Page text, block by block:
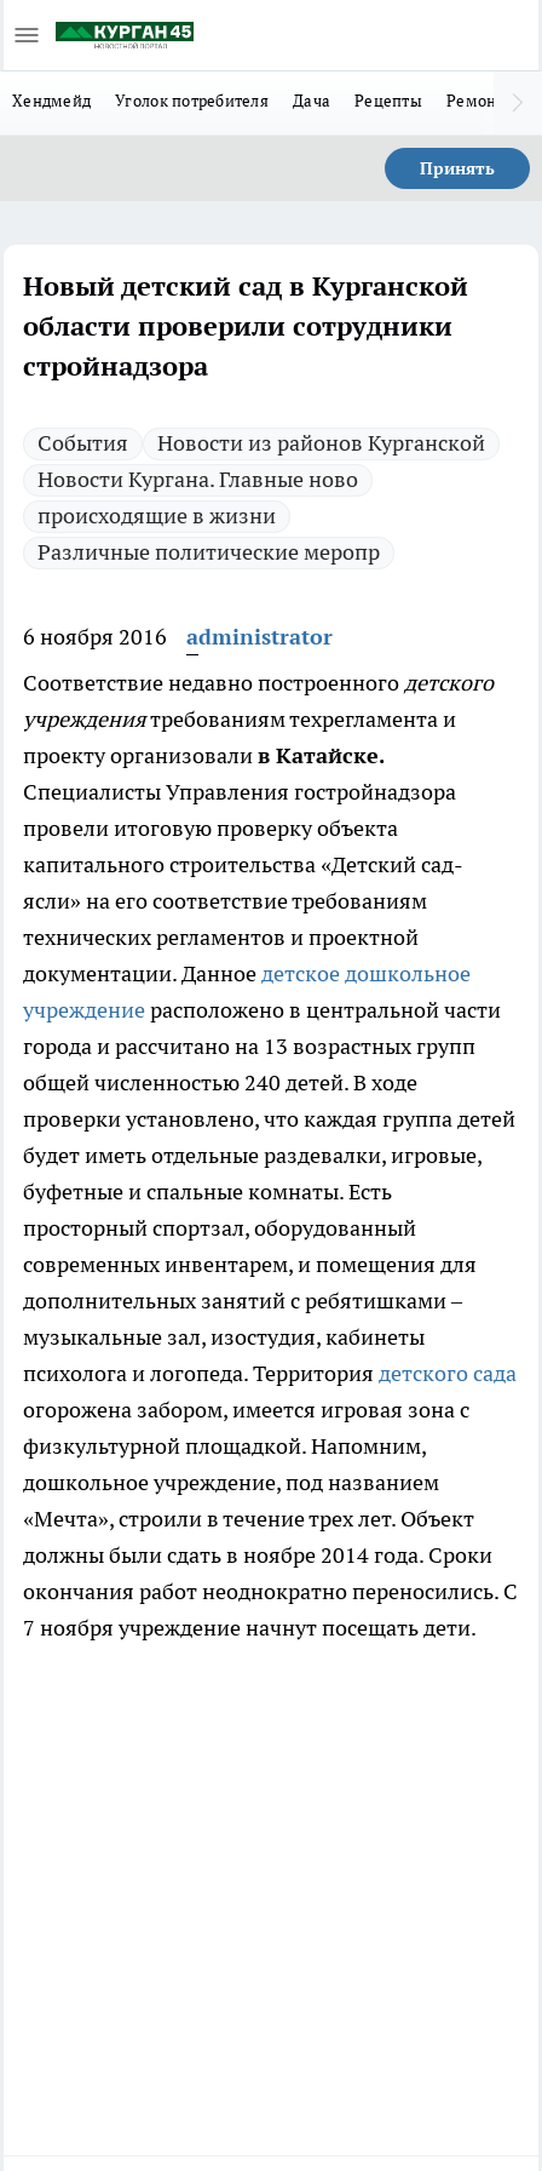
Хендмейд Уголок потребителя Дача Рецепты Ремонт
Принять
Новый детский сад в Курганской
области проверили сотрудники
стройнадзора
Cобытия
Новости из районов Курганской
Новости Кургана. Главные ново
происходящие в жизни
Различные политические меропр
6 ноября 2016
administrator
Соответствие недавно построенногодетского
учреждениятребованиям техрегламента и
проекту организовалив Катайске.
Специалисты Управления гостройнадзора
провели итоговую проверку объекта
капитального строительства «Детский сад-
ясли» на его соответствие требованиям
технических регламентов и проектной
документации. Данноедетское дошкольное
учреждениерасположено в центральной части
города и рассчитано на 13 возрастных групп
общей численностью 240 детей. В ходе
проверки установлено, что каждая группа детей
будет иметь отдельные раздевалки, игровые,
буфетные и спальные комнаты. Есть
просторный спортзал, оборудованный
современных инвентарем, и помещения для
дополнительных занятий с ребятишками –
музыкальные зал, изостудия, кабинеты
психолога и логопеда. Территория детского сада
огорожена забором, имеется игровая зона с
физкультурной площадкой. Напомним,
дошкольное учреждение, под названием
«Мечта», строили в течение трех лет. Объект
должны были сдать в ноябре 2014 года. Сроки
окончания работ неоднократно переносились. С
7 ноября учреждение начнут посещать дети.